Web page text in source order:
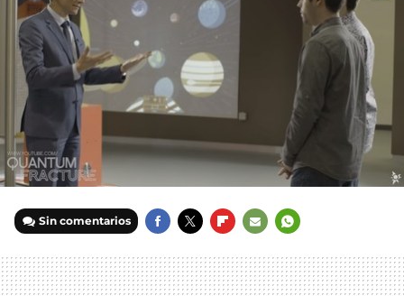
Sin comentarios
MAIL